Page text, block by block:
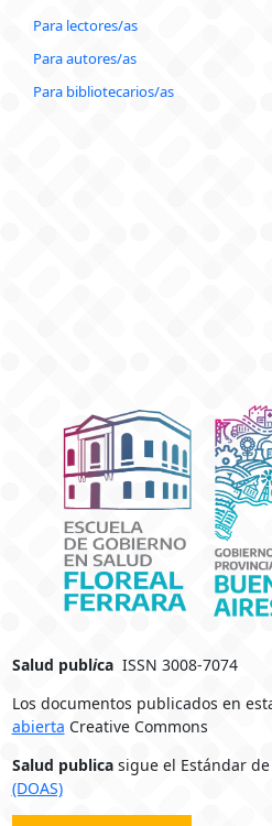
Para lectores/as
Para autores/as
Para bibliotecarios/as
Salud publicaISSN 3008-7074
Los documentos publicados en
abierta Creative Commons
Salud publicasigue el Estándar de
(DOAS)